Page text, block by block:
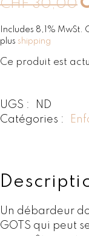
CHF30,00
p
i
i
é
t
a
i
Includes 8,1% MwSt.
plus shipping
Ce produit est
UGS :
ND
Catégories :
Un débardeur
GOTS qui peut